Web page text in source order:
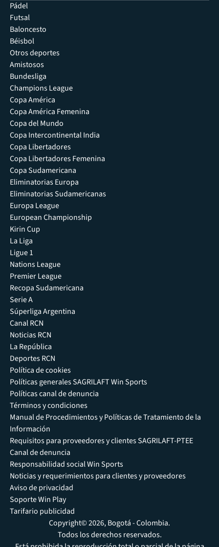
Pádel
Futsal
Baloncesto
Béisbol
Otros deportes
Amistosos
Bundesliga
Champions League
Copa América
Copa América Femenina
Copa del Mundo
Copa Intercontinental India
Copa Libertadores
Copa Libertadores Femenina
Copa Sudamericana
Eliminatorias Europa
Eliminatorias Sudamericanas
Europa League
European Championship
Kirin Cup
La Liga
Ligue 1
Nations League
Premier League
Recopa Sudamericana
Serie A
Súperliga Argentina
Canal RCN
Noticias RCN
La República
Deportes RCN
Política de cookies
Políticas generales SAGRILAFT Win Sports
Políticas canal de denuncia
Términos y condiciones
Manual de Procedimientos y Políticas de Tratamiento de la
Información
Requisitos para proveedores y clientes SAGRILAFT-PTEE
Canal de denuncia
Responsabilidad social Win Sports
Noticias y requerimientos para clientes y proveedores
Aviso de privacidad
Soporte Win Play
Tarifario publicidad
Copyright© 2026, Bogotá - Colombia.
Todos los derechos reservados.